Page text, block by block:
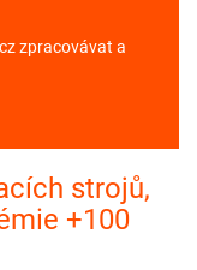
zpracovávat a
strojů,
+100